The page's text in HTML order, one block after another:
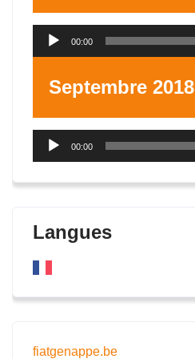
Lecteur
00:00
Septembre 2018
Lecteur
00:00
Langues
fiatgenappe.be